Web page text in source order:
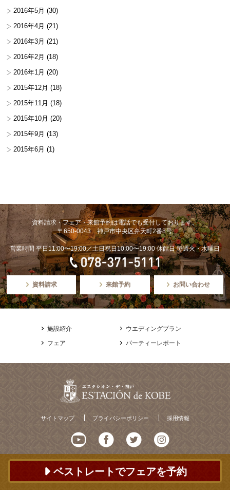
2016年5月 (30)
2016年4月 (21)
2016年3月 (21)
2016年2月 (18)
2016年1月 (20)
2015年12月 (18)
2015年11月 (18)
2015年10月 (20)
2015年9月 (13)
2015年6月 (1)
ベストレートでフェアを予約
資料請求・フェア・来館予約は電話でも受付しております。
〒650-0043 神戸市中央区弁天町2番8号
営業時間 平日11:00〜19:00／土日祝日10:00〜19:00 休館日 毎週火・水曜日
資料請求 来館予約 お問い合わせ
施設紹介
ウエディングプラン
フェア
パーティーレポート
サイトマップ プライバシーポリシー 採用情報
© ESTACION de KOBE All Rights Reserved.